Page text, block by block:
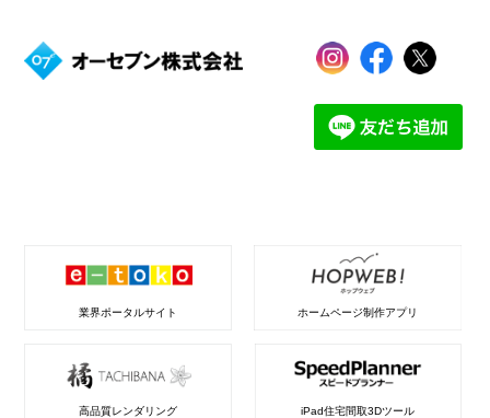
業界ポータルサイト ホームページ制作アプリ
高品質レンダリング iPad住宅間取3Dツール